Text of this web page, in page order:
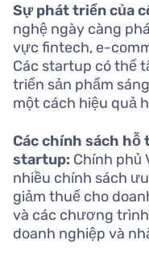
Sự phát triển của
nghệ ngày càng
vực fintech, e-
Các startup có thể
triển sản phẩm
một cách hiệu quả
Các chính sách
startup: Chính phủ
nhiều chính sách
giảm thuế cho
và các chương
doanh nghiệp và